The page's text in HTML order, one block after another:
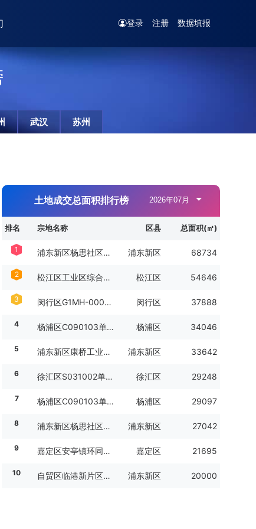
登录 注册 数据填报
武汉 苏州
土地成交总面积排行榜
排名 宗地名称 区县 总面积(㎡)
1 浦东新区杨思社区Z000602单元21Ab-01地块、经三路地上E、F地块及地下空间C地块、21Ca-01地块地下空间、经一路地下空间D地块 浦东新区 68734
2 松江区工业区综合保税区A 区III-95（12-05）号地块 松江区 54646
3 闵行区G1MH-0001单元III-T01-F01-02A地块 闵行区 37888
4 杨浦区C090103单元03A2-02地块 杨浦区 34046
5 浦东新区康桥工业区东区H06B-02地块 浦东新区 33642
6 徐汇区S031002单元N06-38地块 徐汇区 29248
7 杨浦区C090103单元03A1-05地块 杨浦区 29097
8 浦东新区杨思社区Z000602单元21Aa-04地块 浦东新区 27042
9 嘉定区安亭镇环同济片区JDC3-0702单元02-01地块 嘉定区 21695
10 自贸区临港新片区PDS7-0201单元A02d-07地块 浦东新区 20000